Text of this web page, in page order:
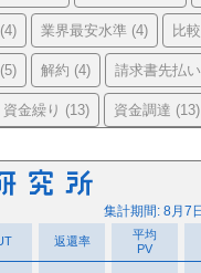
(4) 業界最安水準 (4) 比較
(5) 解約 (4) 請求書先払い
資金繰り (13) 資金調達 (13)